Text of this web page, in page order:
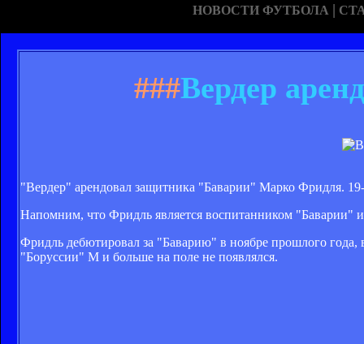
НОВОСТИ ФУТБОЛА |
###Вердер
"Вердер" арендовал защитника "Баварии" Марко Фридля.
Напомним, что Фридль является воспитанником "Баварии"
Фридль дебютировал за "Баварию" в ноябре прошлого
"Боруссии" М и больше на поле не появлялся.